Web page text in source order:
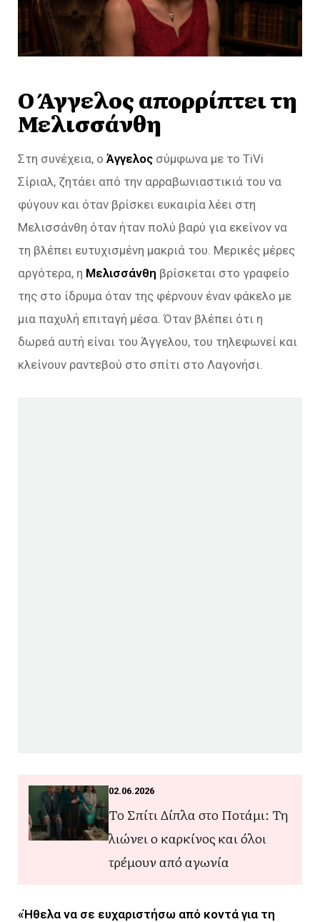
Ο Άγγελος απορρίπτει τη
Μελισσάνθη
Στη συνέχεια, ο Άγγελος σύμφωνα με το TiVi
Σίριαλ, ζητάει από την αρραβωνιαστικιά του να
φύγουν και όταν βρίσκει ευκαιρία λέει στη
Μελισσάνθη όταν ήταν πολύ βαρύ για εκείνον να
τη βλέπει ευτυχισμένη μακριά του. Μερικές μέρες
αργότερα, η Μελισσάνθη βρίσκεται στο γραφείο
της στο ίδρυμα όταν της φέρνουν έναν φάκελο με
μια παχυλή επιταγή μέσα. Όταν βλέπει ότι η
δωρεά αυτή είναι του Άγγελου, του τηλεφωνεί και
κλείνουν ραντεβού στο σπίτι στο Λαγονήσι.
02.06.2026
Το Σπίτι Δίπλα στο Ποτάμι: Τη
λιώνει ο καρκίνος και όλοι
τρέμουν από αγωνία
«Ήθελα να σε ευχαριστήσω από κοντά για τη